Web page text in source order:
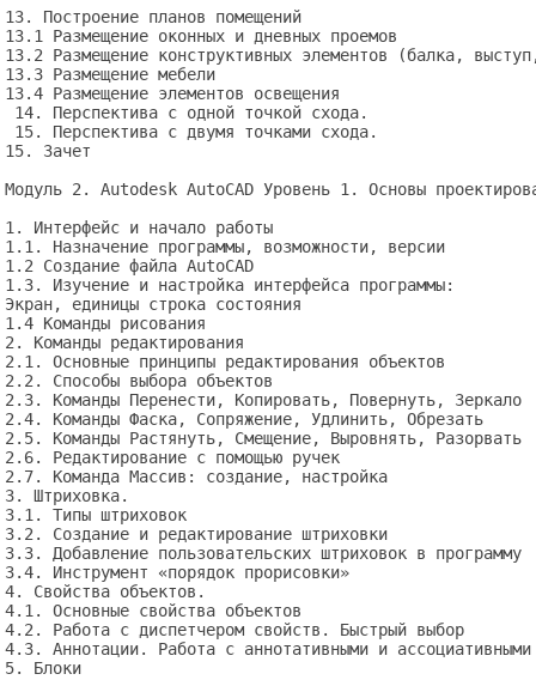
13. Построение планов помещений
13.1 Размещение оконных и дневных проемов
13.2 Размещение конструктивных элементов (балка,
13.3 Размещение мебели
13.4 Размещение элементов освещения
14. Перспектива с одной точкой схода.
15. Перспектива с двумя точками схода.
15. Зачет
Модуль 2. Autodesk AutoCAD Уровень 1. Основы
1. Интерфейс и начало работы
1.1. Назначение программы, возможности, версии
1.2 Создание файла AutoCAD
1.3. Изучение и настройка интерфейса программы:
Экран, единицы строка состояния
1.4 Команды рисования
2. Команды редактирования
2.1. Основные принципы редактирования объектов
2.2. Способы выбора объектов
2.3. Команды Перенести, Копировать, Повернуть, Зеркало
2.4. Команды Фаска, Сопряжение, Удлинить, Обрезать
2.5. Команды Растянуть, Смещение, Выровнять, Разорвать
2.6. Редактирование с помощью ручек
2.7. Команда Массив: создание, настройка
3. Штриховка.
3.1. Типы штриховок
3.2. Создание и редактирование штриховки
3.3. Добавление пользовательских штриховок в программу
3.4. Инструмент «порядок прорисовки»
4. Свойства объектов.
4.1. Основные свойства объектов
4.2. Работа с диспетчером свойств. Быстрый выбор
4.3. Аннотации. Работа с аннотативными и ассоциативными
5. Блоки